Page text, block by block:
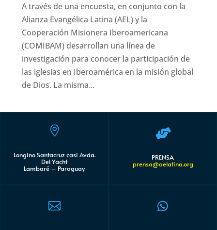
A través de una encuesta, en conjunto con la
Alianza Evangélica Latina (AEL) y la
Cooperación Misionera Iberoamericana
(COMIBAM) desarrollan una línea de
investigación para conocer la participación de
las iglesias en Iberoamérica en la misión global
de Dios. La misma...

Longino Santacruz casi Avda.
Del Yacht
Lambaré – Paraguay


PRENSA
prensa@aelatina.org
